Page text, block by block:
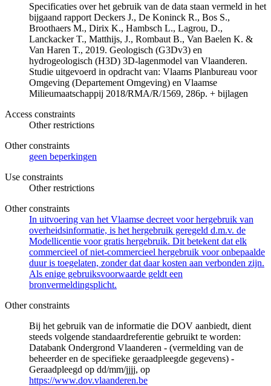
Specificaties over het gebruik van de data staan vermeld in het
bijgaand rapport Deckers J., De Koninck R., Bos S.,
Broothaers M., Dirix K., Hambsch L., Lagrou, D.,
Lanckacker T., Matthijs, J., Rombaut B., Van Baelen K. &
Van Haren T., 2019. Geologisch (G3Dv3) en
hydrogeologisch (H3D) 3D-lagenmodel van Vlaanderen.
Studie uitgevoerd in opdracht van: Vlaams Planbureau voor
Omgeving (Departement Omgeving) en Vlaamse
Milieumaatschappij 2018/RMA/R/1569, 286p. + bijlagen
Access constraints
Other restrictions
Other constraints
geen beperkingen
Use constraints
Other restrictions
Other constraints
In uitvoering van het Vlaamse decreet voor hergebruik van
overheidsinformatie, is het hergebruik geregeld d.m.v. de
Modellicentie voor gratis hergebruik. Dit betekent dat elk
commercieel of niet-commercieel hergebruik voor onbepaalde
duur is toegelaten, zonder dat daar kosten aan verbonden zijn.
Als enige gebruiksvoorwaarde geldt een
bronvermeldingsplicht.
Other constraints
Bij het gebruik van de informatie die DOV aanbiedt, dient
steeds volgende standaardreferentie gebruikt te worden:
Databank Ondergrond Vlaanderen - (vermelding van de
beheerder en de specifieke geraadpleegde gegevens) -
Geraadpleegd op dd/mm/jjjj, op
https://www.dov.vlaanderen.be